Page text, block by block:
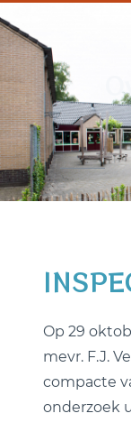
Op 29
mevr. F.J.
compacte
onderzoek